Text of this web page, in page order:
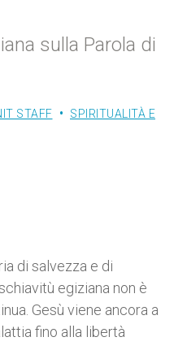
sulla Parola di
STAFF
SPIRITUALITÀ E
di salvezza e di
egiziana non è
Gesù viene ancora a
fino alla libertà